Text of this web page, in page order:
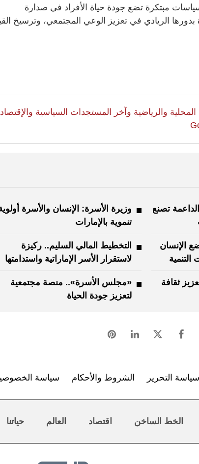
مبتكرة تضع جودة حياة الأفراد في صدارة
بدورها الريادي في تعزيز الوعي المجتمعي، وترسيخ
المحلية والرياضية وآخر المستجدات السياسية
تصنع
وزيرة الأسرة: الإنسان والأسرة
تنموية بالإمارات
الإنسان
التخطيط المالي السليم.. ركيزة
لاستقرار الأسر الإماراتية واستدامتها
ثقافة
«مجلس الأسرة».. منصة مجتمعية
لتعزيز جودة الحياة
سياسة التحرير الشروط والأحكام سياسة
الخط الساخن اقتصاد العالم حياتنا